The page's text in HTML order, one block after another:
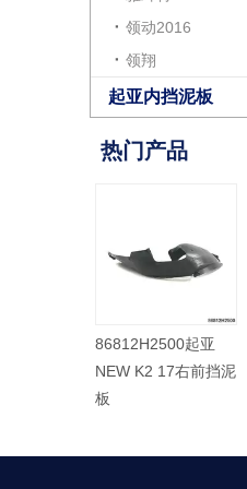
领动2016
领翔
起亚内挡泥板
热门产品
86812H2500起亚
NEW K2 17右前挡泥
板